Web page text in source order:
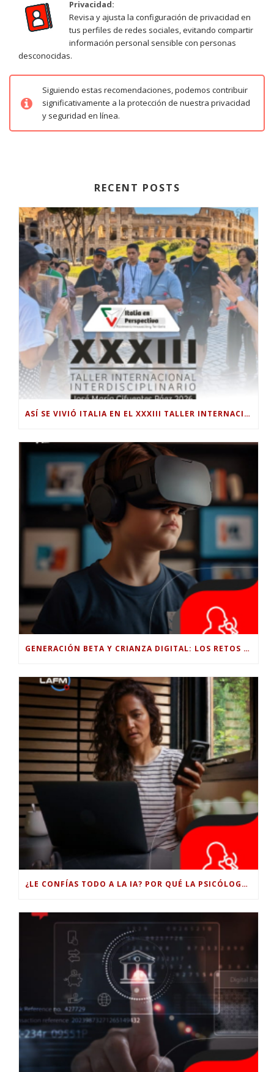
Privacidad:
Revisa y ajusta la configuración de privacidad en
tus perfiles de redes sociales, evitando compartir
información personal sensible con personas
desconocidas.
Siguiendo estas recomendaciones, podemos contribuir
significativamente a la protección de nuestra privacidad
y seguridad en línea.
RECENT POSTS
ASÍ SE VIVIÓ ITALIA EN EL XXXIII TALLER INTERNACIONAL INTERDISCIPLINAR
GENERACIÓN BETA Y CRIANZA DIGITAL: LOS RETOS DE CRIAR HIJOS EN LA ERA DE LA INTELIGENCIA ARTIFICIAL
¿LE CONFÍAS TODO A LA IA? POR QUÉ LA PSICÓLOGA DICE QUE ESO PUEDE COSTARTE TUS PROPIAS HABILIDADES